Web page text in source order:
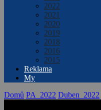
2022
2021
2020
2019
2018
2016
2015
Reklama
My
Domů PA_2022 Duben_2022